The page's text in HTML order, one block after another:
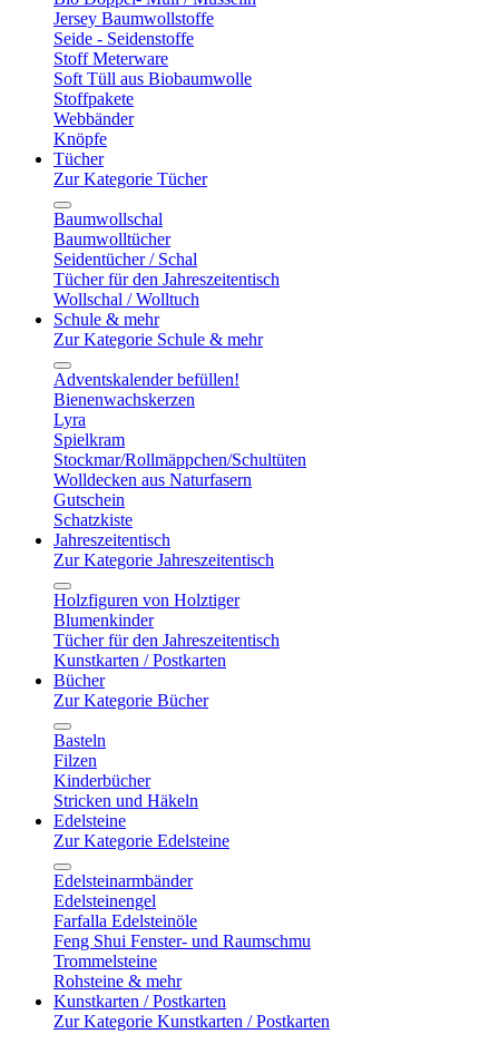
Jersey Baumwollstoffe
Seide - Seidenstoffe
Stoff Meterware
Soft Tüll aus Biobaumwolle
Stoffpakete
Webbänder
Knöpfe
Tücher
Zur Kategorie Tücher
Baumwollschal
Baumwolltücher
Seidentücher / Schal
Tücher für den Jahreszeitentisch
Wollschal / Wolltuch
Schule & mehr
Zur Kategorie Schule & mehr
Adventskalender befüllen!
Bienenwachskerzen
Lyra
Spielkram
Stockmar/Rollmäppchen/Schultüten
Wolldecken aus Naturfasern
Gutschein
Schatzkiste
Jahreszeitentisch
Zur Kategorie Jahreszeitentisch
Holzfiguren von Holztiger
Blumenkinder
Tücher für den Jahreszeitentisch
Kunstkarten / Postkarten
Bücher
Zur Kategorie Bücher
Basteln
Filzen
Kinderbücher
Stricken und Häkeln
Edelsteine
Zur Kategorie Edelsteine
Edelsteinarmbänder
Edelsteinengel
Farfalla Edelsteinöle
Feng Shui Fenster- und Raumschmu
Trommelsteine
Rohsteine & mehr
Kunstkarten / Postkarten
Zur Kategorie Kunstkarten / Postkarten